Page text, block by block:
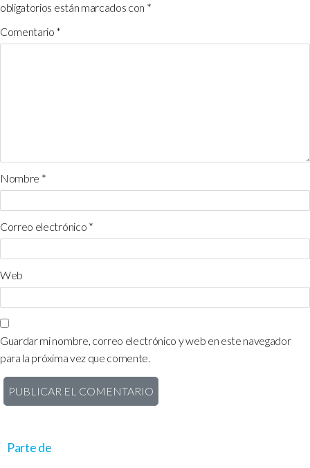
obligatorios están marcados con *
Comentario *
Nombre *
Correo electrónico *
Web
Guardar mi nombre, correo electrónico y web en este navegador
para la próxima vez que comente.
Parte de